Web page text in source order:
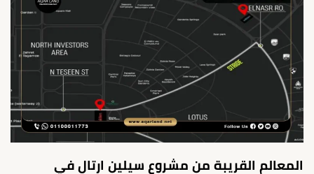
المعالم القريبة من مشروع سيلين ارتال في